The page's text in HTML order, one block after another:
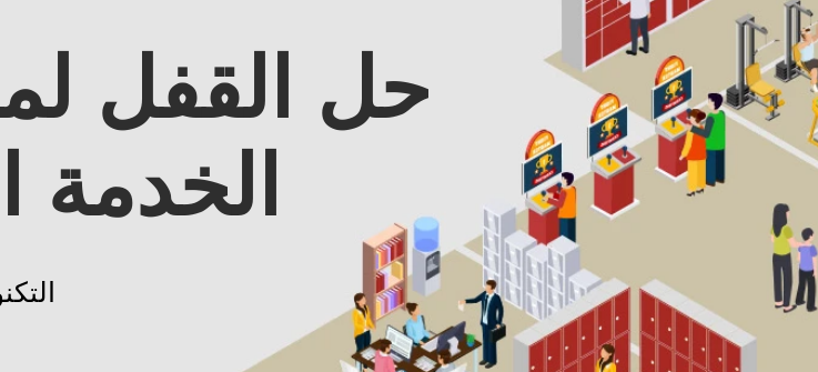
حل القفل
الخدمة